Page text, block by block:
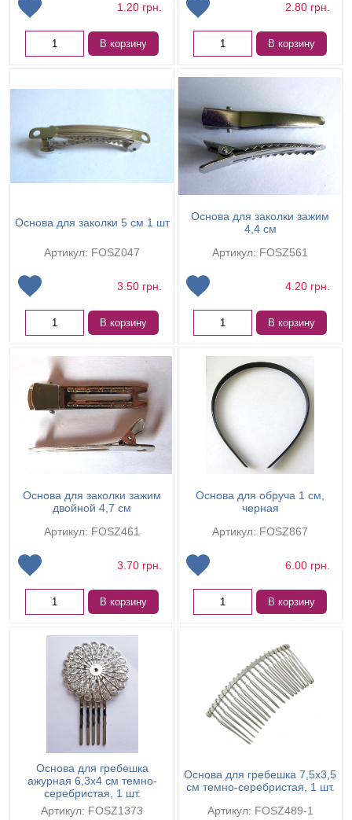
1.20 грн.
В корзину
2.80 грн.
В корзину
Основа для заколки 5 см 1 шт
Артикул: FOSZ047
3.50 грн.
В корзину
Основа для заколки зажим
4,4 см
Артикул: FOSZ561
4.20 грн.
В корзину
Основа для заколки зажим
двойной 4,7 см
Артикул: FOSZ461
3.70 грн.
В корзину
Основа для обруча 1 см,
черная
Артикул: FOSZ867
6.00 грн.
В корзину
Основа для гребешка
ажурная 6,3х4 см темно-
серебристая, 1 шт.
Артикул: FOSZ1373
Основа для гребешка 7,5х3,5
см темно-серебристая, 1 шт.
Артикул: FOSZ489-1